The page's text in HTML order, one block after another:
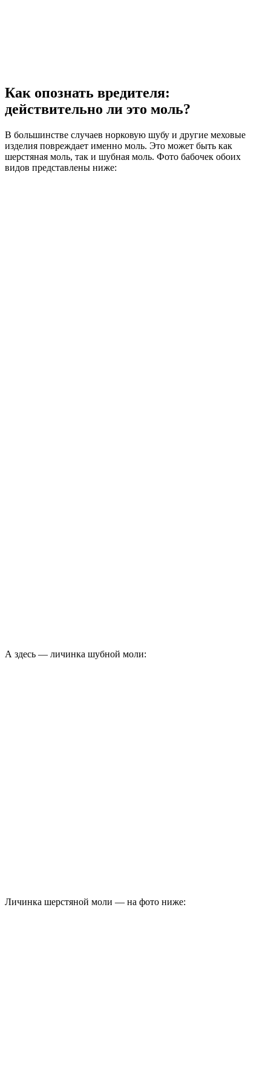
Как опознать вредителя:
действительно ли это моль?
В большинстве случаев норковую шубу и другие меховые
изделия повреждает именно моль. Это может быть как
шерстяная моль, так и шубная моль. Фото бабочек обоих
видов представлены ниже:
А здесь — личинка шубной моли:
Личинка шерстяной моли — на фото ниже: